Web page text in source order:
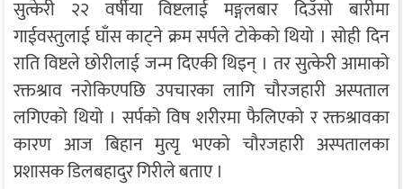
सुत्केरी २२ वर्षीया विष्टलाई मङ्गलबार दिउँसो बारीमा
गाईवस्तुलाई घाँस काट्ने क्रम सर्पले टोकेको थियो । सोही दिन
राति विष्टले छोरीलाई जन्म दिएकी थिइन् । तर सुत्केरी आमाको
रक्तश्राव नरोकिएपछि उपचारका लागि चौरजहारी अस्पताल
लगिएको थियो । सर्पको विष शरीरमा फैलिएको र रक्तश्रावका
कारण आज बिहान मुत्यृ भएको चौरजहारी अस्पतालका
प्रशासक डिलबहादुर गिरीले बताए ।